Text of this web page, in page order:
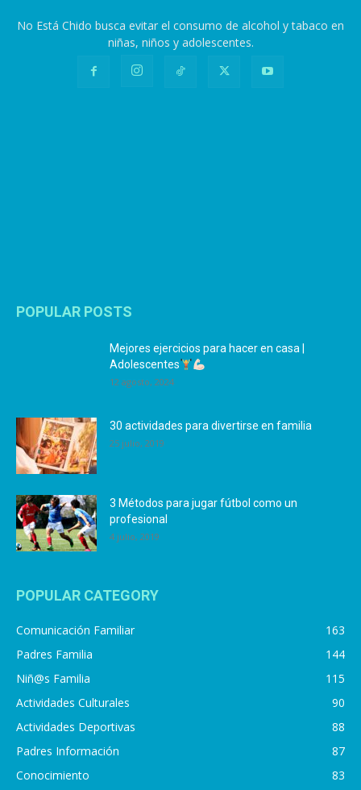
No Está Chido busca evitar el consumo de alcohol y tabaco en
niñas, niños y adolescentes.
POPULAR POSTS
Mejores ejercicios para hacer en casa |
Adolescentes
12 agosto, 2024
30 actividades para divertirse en familia
25 julio, 2019
3 Métodos para jugar fútbol como un
profesional
4 julio, 2019
POPULAR CATEGORY
Comunicación Familiar
163
Padres Familia
144
Niñ@s Familia
115
Actividades Culturales
90
Actividades Deportivas
88
Padres Información
87
Conocimiento
83